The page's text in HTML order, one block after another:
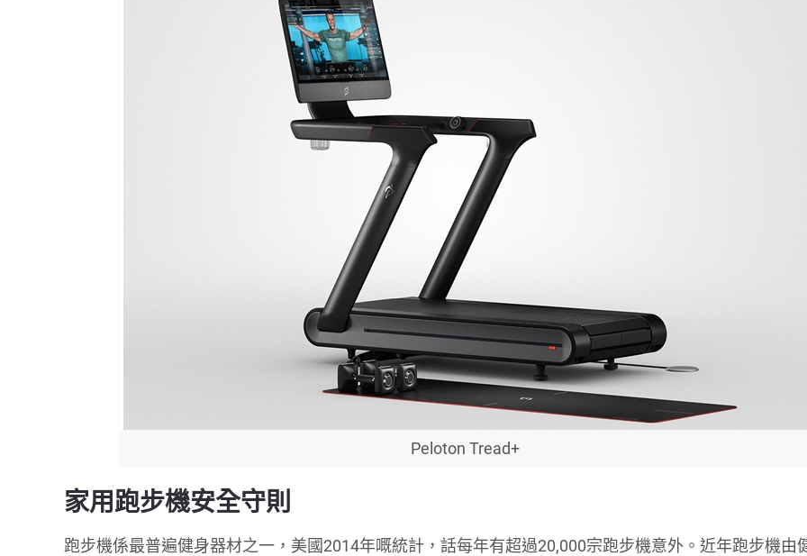
Peloton Tread+
家用跑步機安全守則
跑步機係最普遍健身器材之一，美國2014年嘅統計，話每年有超過20,000宗跑步機意外。近年跑步機由